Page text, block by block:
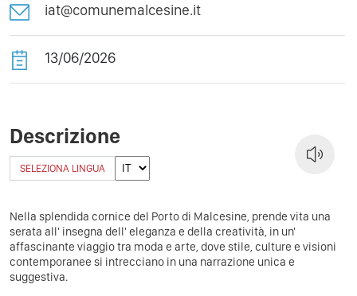
iat@comunemalcesine.it
13/06/2026
Descrizione
SELEZIONA LINGUA
Nella splendida cornice del Porto di Malcesine, prende vita una
serata all' insegna dell' eleganza e della creatività, in un'
affascinante viaggio tra moda e arte, dove stile, culture e visioni
contemporanee si intrecciano in una narrazione unica e
suggestiva.